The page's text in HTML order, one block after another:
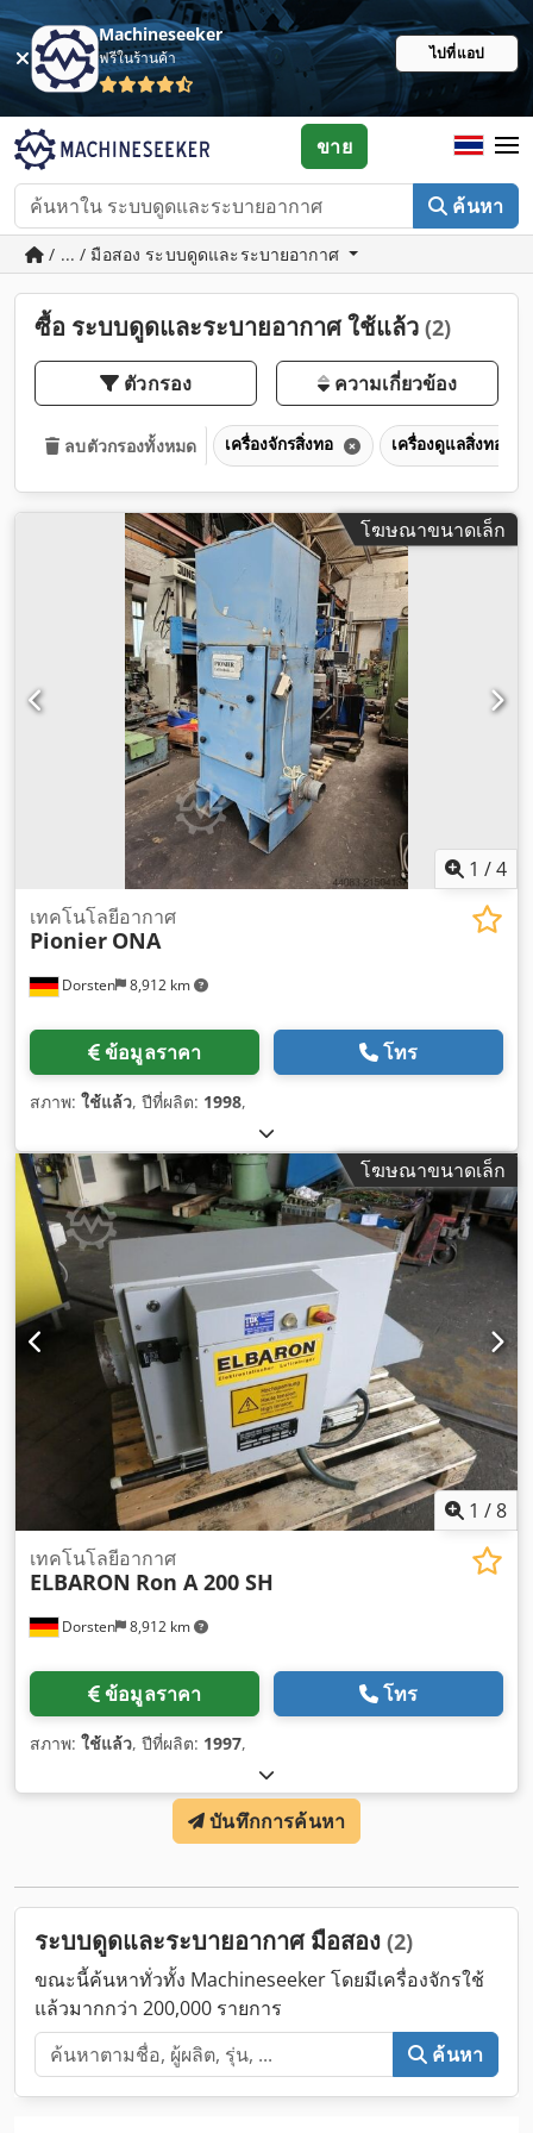
Machineseeker
ฟรีในร้านค้า ไปที่แอป
ค้นหา
ขาย
/ ... / มือสอง ระบบดูดและระบายอากาศ
ซื้อ ระบบดูดและระบายอากาศ ใช้แล้ว (2)
ตัวกรอง ความเกี่ยวข้อง
ลบตัวกรองทั้งหมด เครื่องจักรสิ่งทอ เครื่องดูแลสิ่งทอ
โฆษณาขนาดเล็ก
1 /4
Dorsten 8,912 km
เทคโนโลยีอากาศ
Pionier ONA
ข้อมูลราคา โทร
สภาพ: ใช้แล้ว, ปีที่ผลิต: 1998,
โฆษณาขนาดเล็ก
1 /8
Dorsten 8,912 km
เทคโนโลยีอากาศ
ELBARON Ron A 200 SH
ข้อมูลราคา โทร
สภาพ: ใช้แล้ว, ปีที่ผลิต: 1997,
บันทึกการค้นหา
ระบบดูดและระบายอากาศ มือสอง (2)
ขณะนี้ค้นหาทั่วทั้ง Machineseeker โดยมีเครื่องจักรใช้
แล้วมากกว่า 200,000 รายการ
ค้นหา